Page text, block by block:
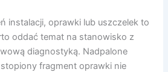
instalacji, oprawki lub uszczelek to
oddać temat na stanowisko z
diagnostyką. Nadpalone
stopiony fragment oprawki nie